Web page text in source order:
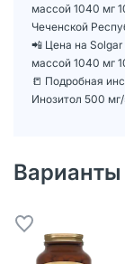
массой 1040 мг
Чеченской
📲 Цена на
массой 1040 мг
📒 Подробная
Инозитол 500
Варианты